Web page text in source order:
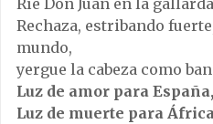
Rechaza, estribando
mundo,
yergue la cabeza como
Luz de amor para
Luz de muerte para